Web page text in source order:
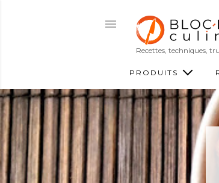
Recettes, techniques,
PRODUITS